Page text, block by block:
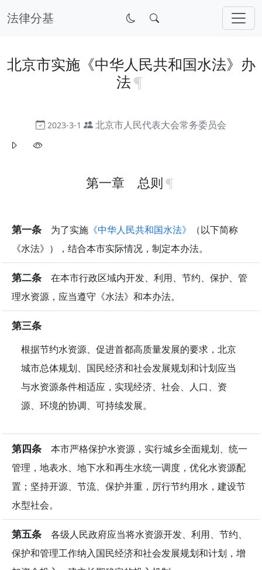
法律分基
北京市实施《中华人民共和国水法》办
法
2023-3-1 北京市人民代表大会常务委员会
第一章 总则
第一条 为了实施 《中华人民共和国水法》
（以下简称
《水法》），结合本市实际情况，制定本办法。
第二条 在本市行政区域内开发、利用、节约、保护、管
理水资源，应当遵守《水法》和本办法。
第三条
根据节约水资源、促进首都高质量发展的要求，北京
城市总体规划、国民经济和社会发展规划和计划应当
与水资源条件相适应，实现经济、社会、人口、资
源、环境的协调、可持续发展。
第四条 本市严格保护水资源，实行城乡全面规划、统一
管理，地表水、地下水和再生水统一调度，优化水资源配
置；坚持开源、节流、保护并重，厉行节约用水，建设节
水型社会。
第五条 各级人民政府应当将水资源开发、利用、节约、
保护和管理工作纳入国民经济和社会发展规划和计划，增